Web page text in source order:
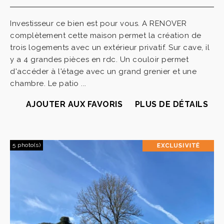
Investisseur ce bien est pour vous. A RENOVER
complètement cette maison permet la création de
trois logements avec un extérieur privatif. Sur cave, il
y a 4 grandes pièces en rdc. Un couloir permet
d'accéder à l'étage avec un grand grenier et une
chambre. Le patio ...
AJOUTER AUX FAVORIS PLUS DE DÉTAILS
5 photo(s)